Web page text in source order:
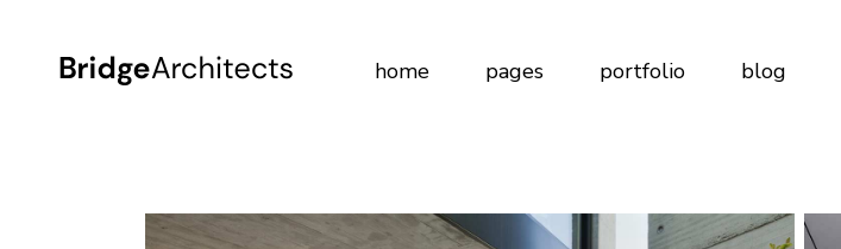
home pages portfolio blog